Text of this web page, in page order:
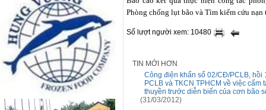
Phòng chống lụt bão và Tìm kiếm cứu
Số lượt người xem: 10480
TIN MỚI HƠN
Công điện khẩn số 02/CĐ/PCLB, hồi
PCLB và TKCN TPHCM về việc
thuyền trước diễn biến của cơn bão
(31/03/2012)